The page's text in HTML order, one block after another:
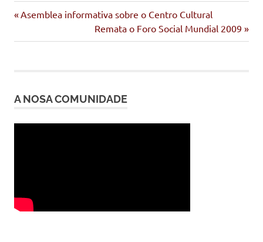
Navegación
de
Entrada
Asemblea informativa sobre o Centro Cultural
Siguiente
entrada:
Remata o Foro Social Mundial 2009
A NOSA COMUNIDADE